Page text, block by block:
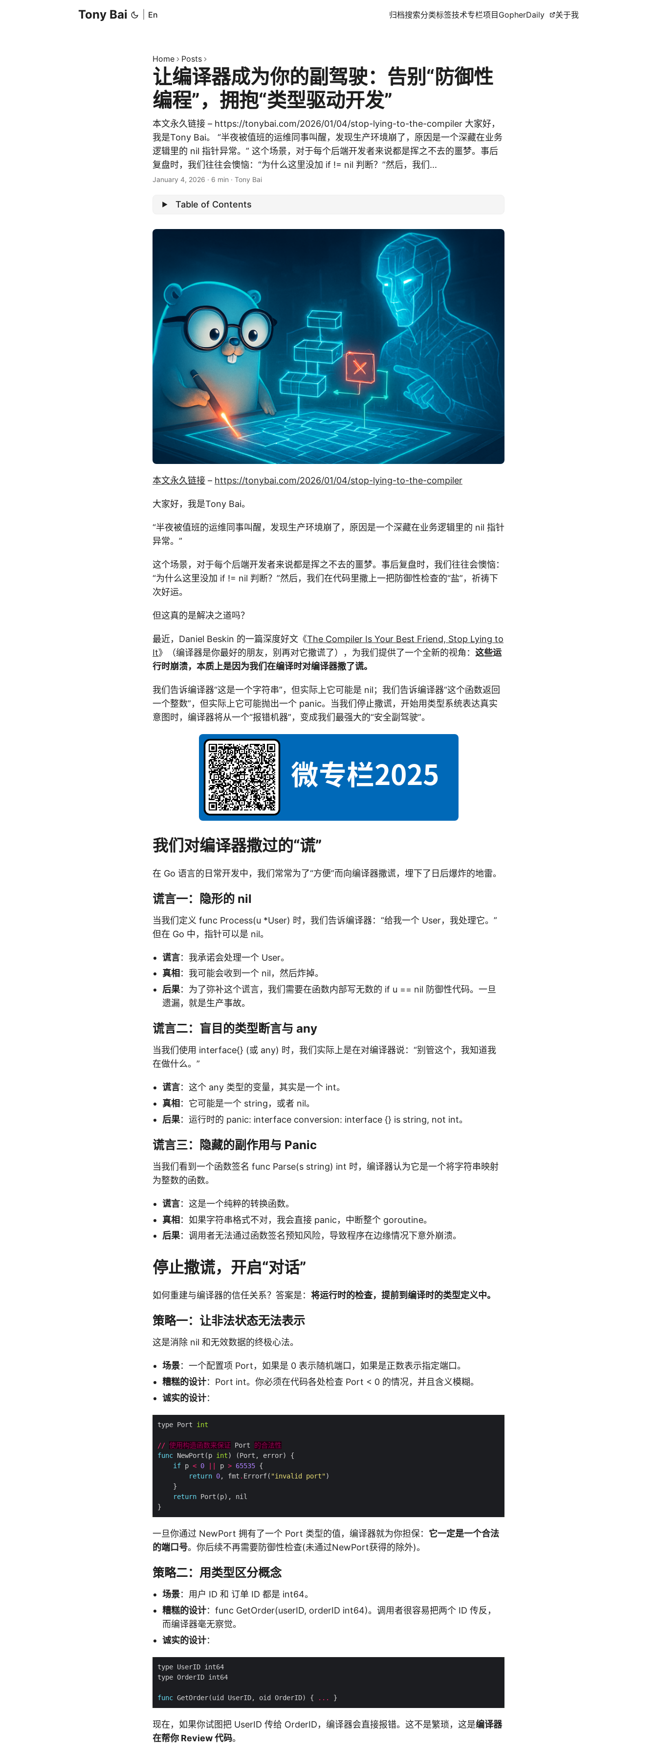
Tony Bai En 归档搜索分类标签技术专栏项目 GopherDaily 关于我
Home Posts
让编译器成为你的副驾驶：告别“防御性
编程”，拥抱“类型驱动开发”
本文永久链接 – https://tonybai.com/2026/01/04/stop-lying-to-the-compiler 大家好，
我是Tony Bai。 “半夜被值班的运维同事叫醒，发现生产环境崩了，原因是一个深藏在业务
逻辑里的 nil 指针异常。” 这个场景，对于每个后端开发者来说都是挥之不去的噩梦。事后
复盘时，我们往往会懊恼：“为什么这里没加 if != nil 判断？”然后，我们...
January 4, 2026 · 6 min · Tony Bai
Table of Contents
本文永久链接 – https://tonybai.com/2026/01/04/stop-lying-to-the-compiler
大家好，我是Tony Bai。
“半夜被值班的运维同事叫醒，发现生产环境崩了，原因是一个深藏在业务逻辑里的 nil 指针
异常。”
这个场景，对于每个后端开发者来说都是挥之不去的噩梦。事后复盘时，我们往往会懊恼：
“为什么这里没加 if != nil 判断？”然后，我们在代码里撒上一把防御性检查的“盐”，祈祷下
次好运。
但这真的是解决之道吗？
最近，Daniel Beskin 的一篇深度好文《The Compiler Is Your Best Friend, Stop Lying to
It》（编译器是你最好的朋友，别再对它撒谎了），为我们提供了一个全新的视角： 这些运
行时崩溃，本质上是因为我们在编译时对编译器撒了谎。
我们告诉编译器“这是一个字符串”，但实际上它可能是 nil；我们告诉编译器“这个函数返回
一个整数”，但实际上它可能抛出一个 panic。当我们停止撒谎，开始用类型系统表达真实
意图时，编译器将从一个“报错机器”，变成我们最强大的“安全副驾驶”。
我们对编译器撒过的“谎”
在 Go 语言的日常开发中，我们常常为了“方便”而向编译器撒谎，埋下了日后爆炸的地雷。
谎言一：隐形的 nil
当我们定义 func Process(u *User) 时，我们告诉编译器：“给我一个 User，我处理它。”
但在 Go 中，指针可以是 nil。
谎言：我承诺会处理一个 User。
真相 ：我可能会收到一个 nil，然后炸掉。
后果：为了弥补这个谎言，我们需要在函数内部写无数的 if u == nil 防御性代码。一旦
遗漏，就是生产事故。
谎言二：盲目的类型断言与 any
当我们使用 interface{} (或 any) 时，我们实际上是在对编译器说：“别管这个，我知道我
在做什么。”
谎言：这个 any 类型的变量，其实是一个 int。
真相 ：它可能是一个 string，或者 nil。
后果：运行时的 panic: interface conversion: interface {} is string, not int。
谎言三：隐藏的副作用与 Panic
当我们看到一个函数签名 func Parse(s string) int 时，编译器认为它是一个将字符串映射
为整数的函数。
谎言：这是一个纯粹的转换函数。
真相 ：如果字符串格式不对，我会直接 panic，中断整个 goroutine。
后果：调用者无法通过函数签名预知风险，导致程序在边缘情况下意外崩溃。
停止撒谎，开启“对话”
如何重建与编译器的信任关系？答案是： 将运行时的检查，提前到编译时的类型定义中。
策略一：让非法状态无法表示
这是消除 nil 和无效数据的终极心法。
场景：一个配置项 Port，如果是 0 表示随机端口，如果是正数表示指定端口。
糟糕的设计：Port int。你必须在代码各处检查 Port < 0 的情况，并且含义模糊。
诚实的设计：
type Port int
// 使用构造函数来保证 Port 的合法性
func NewPort(p int
if p < 0 p > 65535
return 0, fmt . Errorf( "invalid port"
return
一旦你通过 NewPort 拥有了一个 Port 类型的值，编译器就为你担保： 它一定是一个合法
的端口号。你后续不再需要防御性检查(未通过NewPort获得的除外)。
策略二：用类型区分概念
场景：用户 ID 和 订单 ID 都是 int64。
糟糕的设计：func GetOrder(userID, orderID int64)。调用者很容易把两个 ID 传反，
而编译器毫无察觉。
诚实的设计：
func GetOrder(uid UserID, oid OrderID) { ...
现在，如果你试图把 UserID 传给 OrderID，编译器会直接报错。这不是繁琐，这是编译器
在帮你 Review 代码。